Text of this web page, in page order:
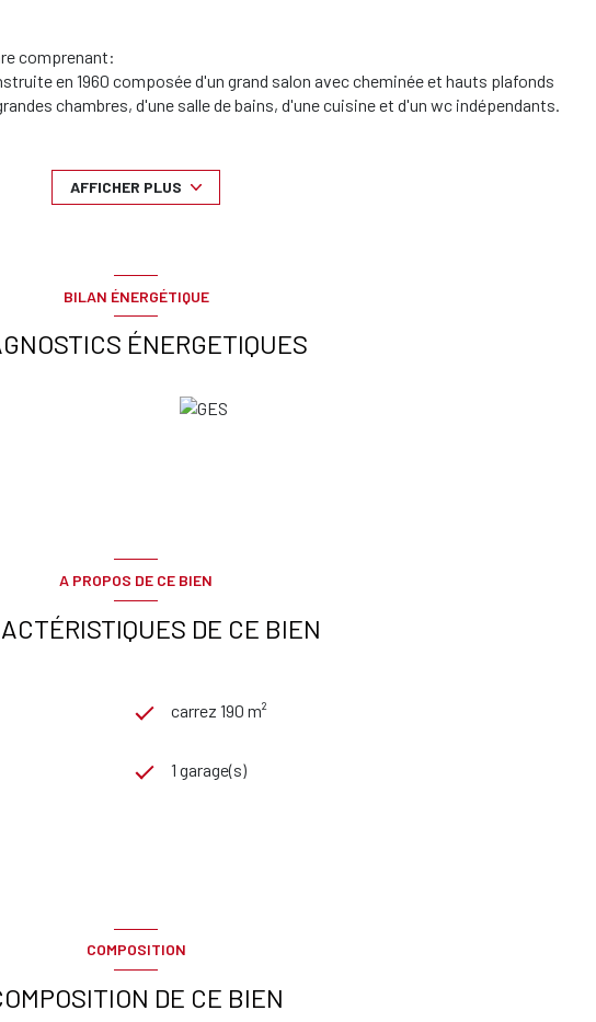
comprenant:
en 1960 composée d'un grand salon avec cheminée et hauts plafonds
chambres, d'une salle de bains, d'une cuisine et d'un wc indépendants.
une salle d'eau, un wc indépendant.
terrain en grande partie plat d'environ 12 600 M2, complanté d'arbres
AFFICHER PLUS
BILAN ÉNERGÉTIQUE
ÉNERGETIQUES
A PROPOS DE CE BIEN
DE CE BIEN
carrez 190 m²
1 garage(s)
COMPOSITION
DE CE BIEN